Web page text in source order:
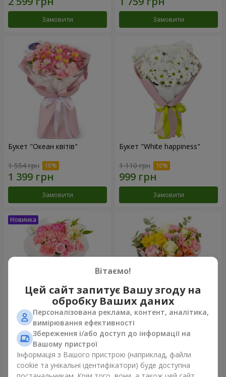
Замовити Замовити
Букет "Океан квітів"
1 554 грн
Замовити
Букет "White happiness"
1 110 грн
Замовити
Букет "Рожевий зефір"
1 528 грн
Замовити
Букет "Дзінтарс"
Замовити
Вітаємо!
Цей сайт запитує Вашу згоду на
обробку Ваших даних
Персоналізована реклама, контент, аналітика,
вимірювання ефективності
Збереження і/або доступ до інформації на
Вашому пристрої
Інформація з Вашого пристрою (наприклад, файли
cookie та унікальні ідентифікатори) буде доступна